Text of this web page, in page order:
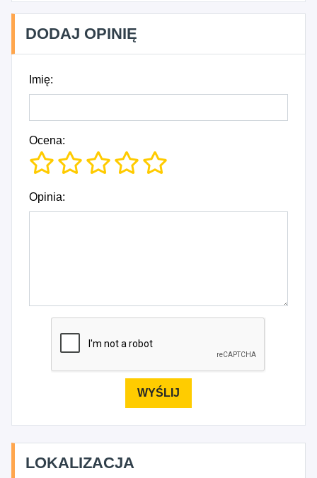
DODAJ OPINIĘ
Imię:
Ocena:
Opinia:
LOKALIZACJA